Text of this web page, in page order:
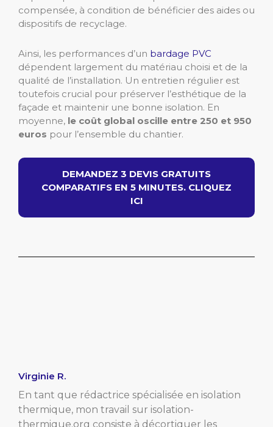
compensée, à condition de bénéficier des aides ou
dispositifs de recyclage.
Ainsi, les performances d’un bardage PVC
dépendent largement du matériau choisi et de la
qualité de l’installation. Un entretien régulier est
toutefois crucial pour préserver l’esthétique de la
façade et maintenir une bonne isolation. En
moyenne, le coût global oscille entre 250 et 950
euros pour l’ensemble du chantier.
DEMANDEZ 3 DEVIS GRATUITS
COMPARATIFS EN 5 MINUTES. CLIQUEZ
ICI
Virginie R.
En tant que rédactrice spécialisée en isolation
thermique, mon travail sur isolation-
thermique.org consiste à décortiquer les